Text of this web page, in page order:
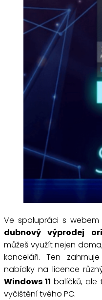
Ve spolupráci s webem
dubnový výprodej
můžeš využít nejen
kanceláři. Ten
nabídky na licence
Windows 11 balíčků, ale
vyčištění tvého PC.